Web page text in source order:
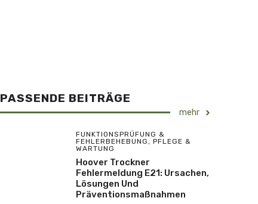
PASSENDE BEITRÄGE
mehr
FUNKTIONSPRÜFUNG &
FEHLERBEHEBUNG, PFLEGE &
WARTUNG
Hoover Trockner
Fehlermeldung E21: Ursachen,
Lösungen Und
Präventionsmaßnahmen